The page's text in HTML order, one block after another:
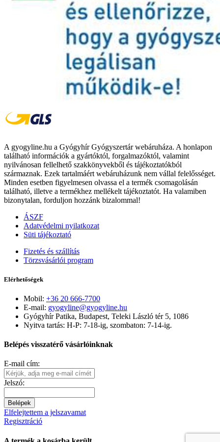
A gyogyline.hu a Gyógyhír Gyógyszertár webáruháza. A honlapon
található információk a gyártóktól, forgalmazóktól, valamint
nyilvánosan fellelhető szakkönyvekből és tájékoztatókból
származnak. Ezek tartalmáért webáruházunk nem vállal felelősséget.
Minden esetben figyelmesen olvassa el a termék csomagolásán
található, illetve a termékhez mellékelt tájékoztatót. Ha valamiben
bizonytalan, forduljon hozzánk bizalommal!
ÁSZF
Adatvédelmi nyilatkozat
Süti tájékoztató
Fizetés és szállítás
Törzsvásárlói program
Elérhetőségek
Mobil: +36 20 666-7700
E-mail: gyogyline@gyogyline.hu
Gyógyhír Patika, Budapest, Teleki László tér 5, 1086
Nyitva tartás: H-P: 7-18-ig, szombaton: 7-14-ig.
Belépés visszatérő vásárlóinknak
E-mail cím:
Jelszó:
Belépek
Elfelejtettem a jelszavamat
Regisztráció